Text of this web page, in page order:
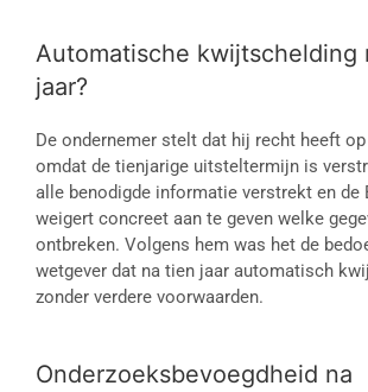
Automatische kwijtschelding
jaar?
De ondernemer stelt dat hij recht heeft
omdat de tienjarige uitsteltermijn is
alle benodigde informatie verstrekt en de
weigert concreet aan te geven welke
ontbreken. Volgens hem was het de
wetgever dat na tien jaar automatisch
zonder verdere voorwaarden.
Onderzoeksbevoegdheid na